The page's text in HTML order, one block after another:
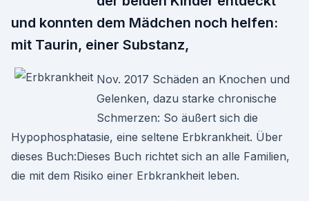
und konnten dem Mädchen noch helfen:
mit Taurin, einer Substanz,
Nov. 2017 Schäden an Knochen und
Gelenken, dazu starke chronische
Schmerzen: So äußert sich die
Hypophosphatasie, eine seltene Erbkrankheit. Über
dieses Buch:Dieses Buch richtet sich an alle Familien,
die mit dem Risiko einer Erbkrankheit leben.